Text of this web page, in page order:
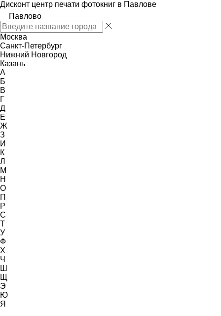
Дисконт центр печати фотокниг в Павлове
Павлово
Москва
Санкт-Петербург
Нижний Новгород
Казань
А
Б
В
Г
Д
Е
Ж
З
И
К
Л
М
Н
О
П
Р
С
Т
У
Ф
Х
Ч
Ш
Щ
Э
Ю
Я